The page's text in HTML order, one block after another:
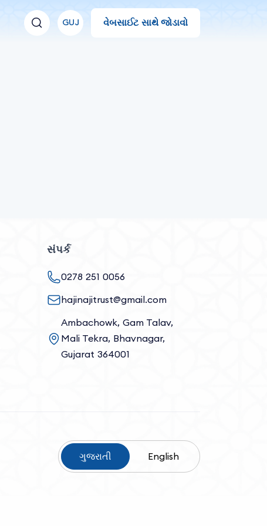
GUJ વેબસાઈટ સાથે જોડાવો
સંપર્ક
0278 251 0056
hajinajitrust@gmail.com
Ambachowk, Gam Talav,
Mali Tekra, Bhavnagar,
Gujarat 364001
ગુજરાતી English